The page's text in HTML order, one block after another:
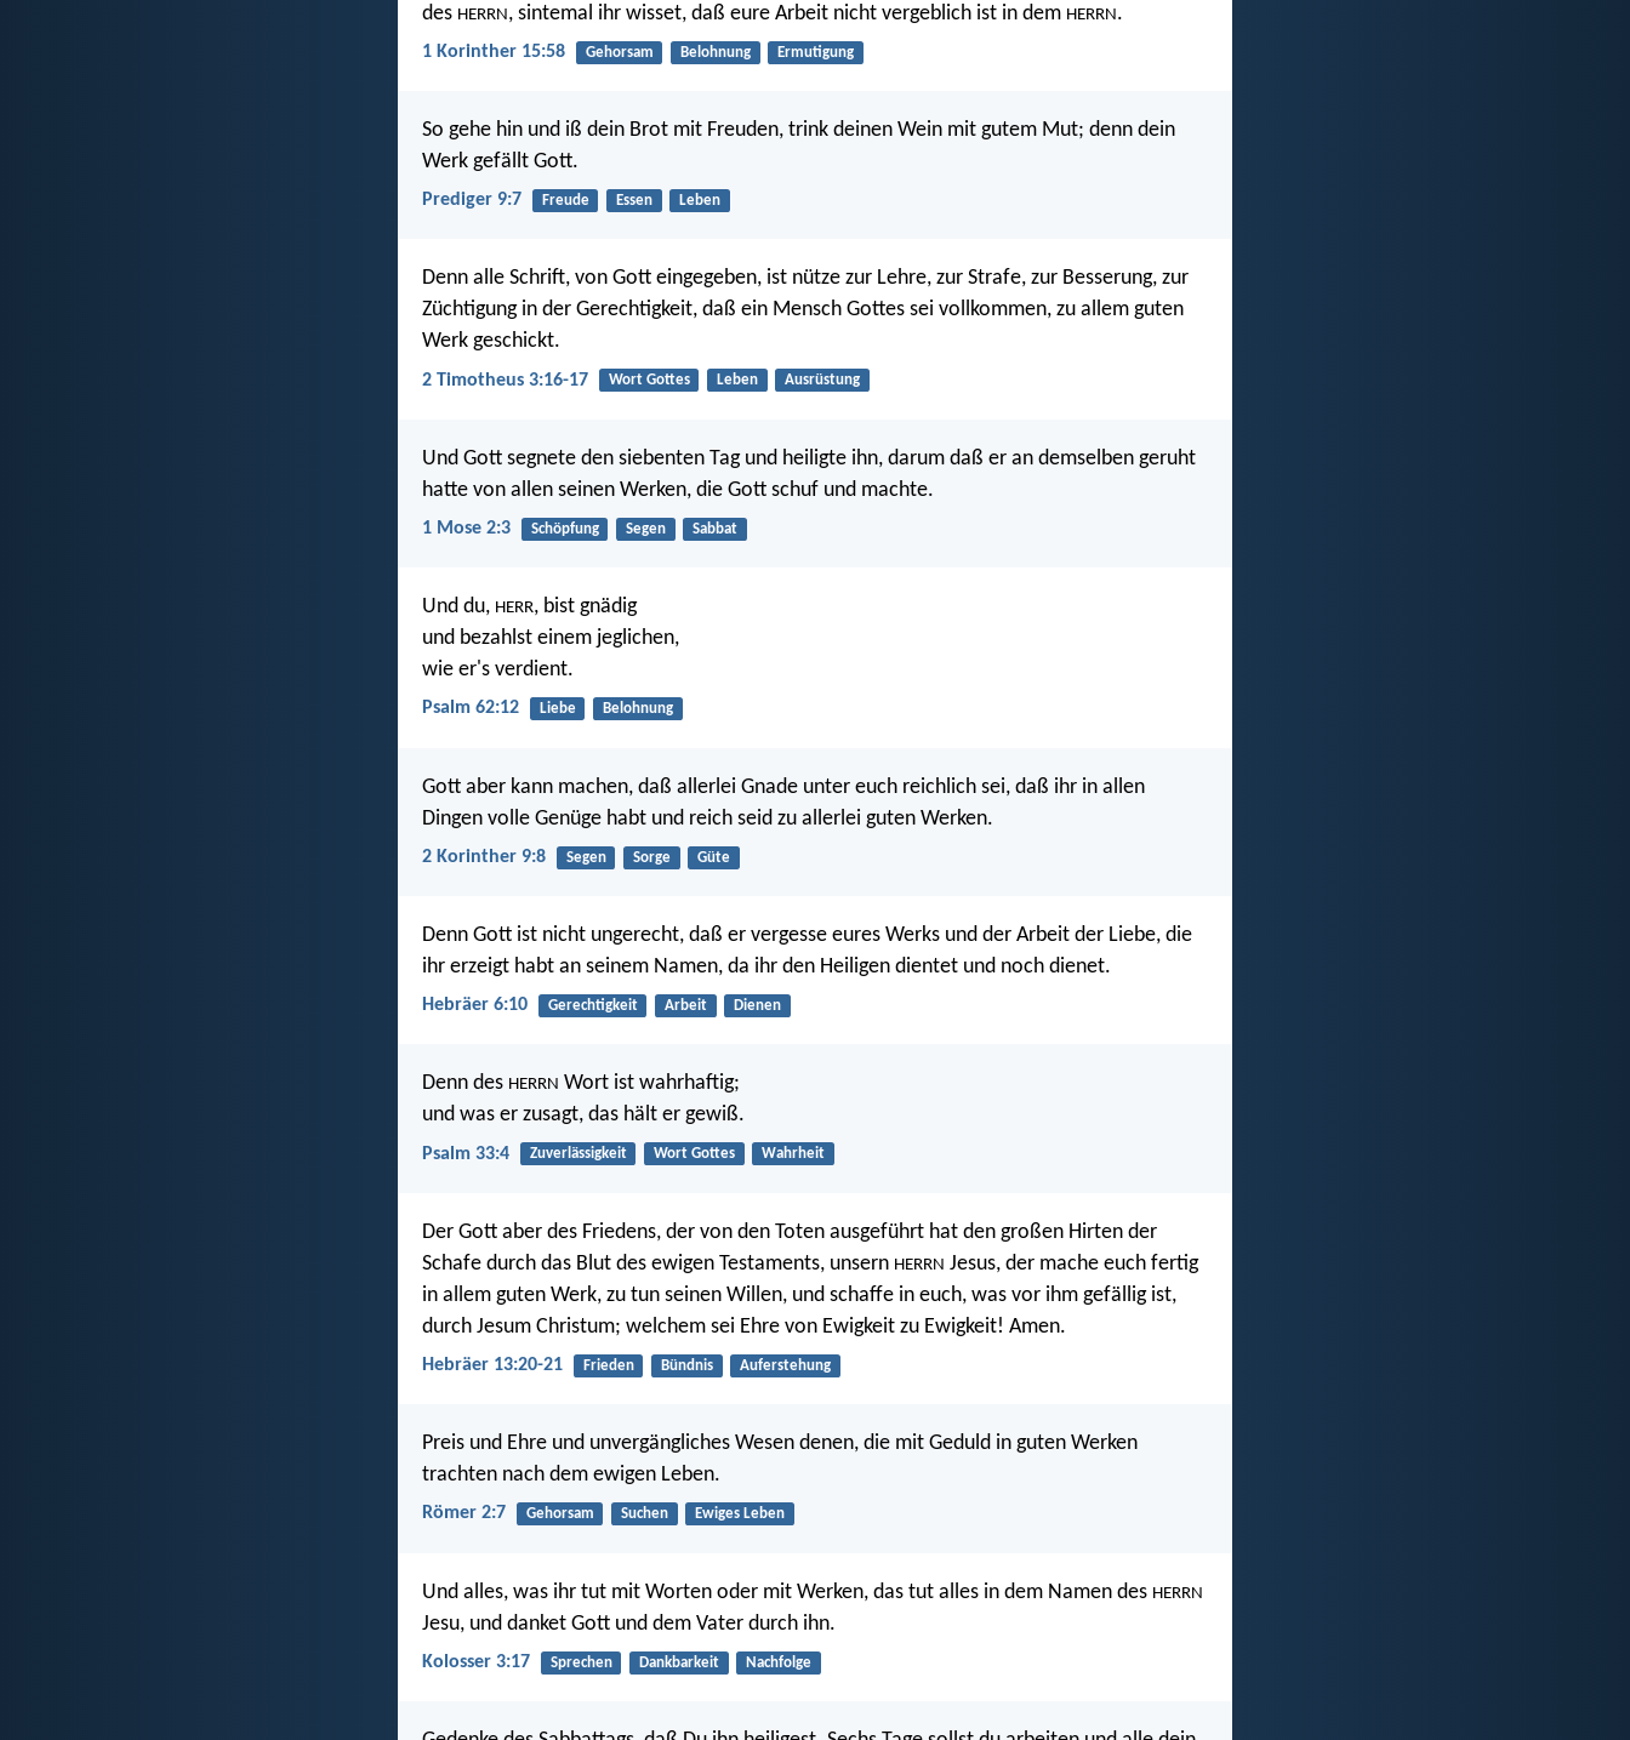
des HERRN, sintemal ihr wisset, daß eure Arbeit nicht vergeblich ist in dem HERRN.
1 Korinther 15:58 Gehorsam Belohnung Ermutigung
So gehe hin und iß dein Brot mit Freuden, trink deinen Wein mit gutem Mut; denn dein
Werk gefällt Gott.
Prediger 9:7 Freude Essen Leben
Denn alle Schrift, von Gott eingegeben, ist nütze zur Lehre, zur Strafe, zur Besserung, zur
Züchtigung in der Gerechtigkeit, daß ein Mensch Gottes sei vollkommen, zu allem guten
Werk geschickt.
2 Timotheus 3:16-17 Wort Gottes Leben Ausrüstung
Und Gott segnete den siebenten Tag und heiligte ihn, darum daß er an demselben geruht
hatte von allen seinen Werken, die Gott schuf und machte.
1 Mose 2:3 Schöpfung Segen Sabbat
Und du, HERR, bist gnädig
und bezahlst einem jeglichen,
wie er's verdient.
Psalm 62:12 Liebe Belohnung
Gott aber kann machen, daß allerlei Gnade unter euch reichlich sei, daß ihr in allen
Dingen volle Genüge habt und reich seid zu allerlei guten Werken.
2 Korinther 9:8 Segen Sorge Güte
Denn Gott ist nicht ungerecht, daß er vergesse eures Werks und der Arbeit der Liebe, die
ihr erzeigt habt an seinem Namen, da ihr den Heiligen dientet und noch dienet.
Hebräer 6:10 Gerechtigkeit Arbeit Dienen
Denn des HERRN Wort ist wahrhaftig;
und was er zusagt, das hält er gewiß.
Psalm 33:4 Zuverlässigkeit Wort Gottes Wahrheit
Der Gott aber des Friedens, der von den Toten ausgeführt hat den großen Hirten der
Schafe durch das Blut des ewigen Testaments, unsern HERRN Jesus, der mache euch fertig
in allem guten Werk, zu tun seinen Willen, und schaffe in euch, was vor ihm gefällig ist,
durch Jesum Christum; welchem sei Ehre von Ewigkeit zu Ewigkeit! Amen.
Hebräer 13:20-21 Frieden Bündnis Auferstehung
Preis und Ehre und unvergängliches Wesen denen, die mit Geduld in guten Werken
trachten nach dem ewigen Leben.
Römer 2:7 Gehorsam Suchen Ewiges Leben
Und alles, was ihr tut mit Worten oder mit Werken, das tut alles in dem Namen des HERRN
Jesu, und danket Gott und dem Vater durch ihn.
Kolosser 3:17 Sprechen Dankbarkeit Nachfolge